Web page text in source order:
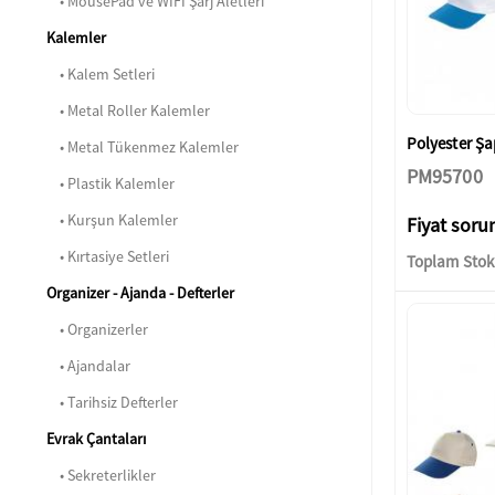
Kalemler
• Kalem Setleri
• Metal Roller Kalemler
• Metal Tükenmez Kalemler
• Plastik Kalemler
• Kurşun Kalemler
• Kırtasiye Setleri
Organizer - Ajanda - Defterler
• Organizerler
• Ajandalar
• Tarihsiz Defterler
Evrak Çantaları
• Sekreterlikler
Polyester
PM95700
Fiyat
Toplam